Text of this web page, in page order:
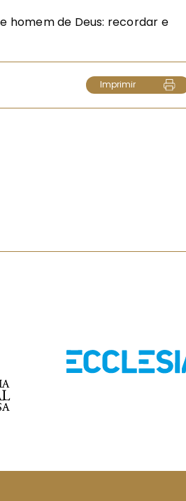
homem de Deus: recordar e
Imprimir